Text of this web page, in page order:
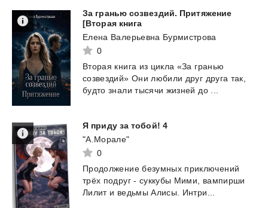
За гранью созвездий. Притяжение
[Вторая книга
Елена Валерьевна Бурмистрова
0
Вторая книга из цикла «За гранью
созвездий» Они любили друг друга так,
будто знали тысячи жизней до ...
Я приду за тобой! 4
"А.Морале"
0
Продолжение безумных приключений
трёх подруг - суккубы Мими, вампирши
Лилит и ведьмы Алисы. Интри...